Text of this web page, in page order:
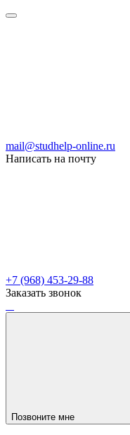
mail@studhelp-online.ru
Написать на почту
+7 (968) 453-29-88
Заказать звонок
Позвоните мне